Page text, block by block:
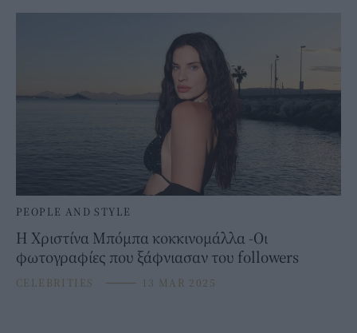
PEOPLE AND STYLE
Η Χριστίνα Μπόμπα κοκκινομάλλα -Οι
φωτογραφίες που ξάφνιασαν του followers
CELEBRITIES ⸻ 13 MAR 2025